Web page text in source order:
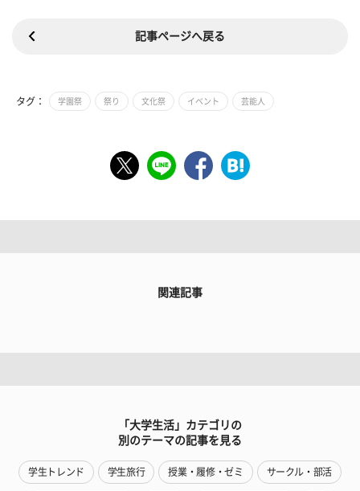
記事ページへ戻る
タグ： 学園祭 祭り 文化祭 イベント 芸能人
関連記事
「大学生活」カテゴリの
別のテーマの記事を見る
学生トレンド 学生旅行 授業・履修・ゼミ サークル・部活